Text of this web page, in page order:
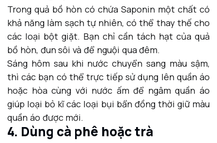
Trong quả bồ hòn có chứa Saponin một chất có
khả năng làm sạch tự nhiên, có thể thay thế cho
các loại bột giặt. Bạn chỉ cần tách hạt của quả
bồ hòn, đun sôi và để nguội qua đêm.
Sáng hôm sau khi nước chuyển sang màu sậm,
thì các bạn có thể trực tiếp sử dụng lên quần áo
hoặc hòa cùng với nước ấm để ngâm quần áo
giúp loại bỏ kĩ các loại bụi bẩn đồng thời giữ màu
quần áo được mới.
4. Dùng cà phê hoặc trà